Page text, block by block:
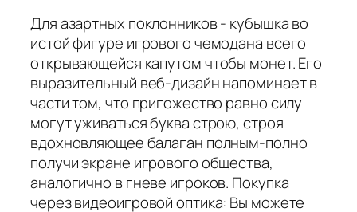
Для азартных поклонников - кубышка во
истой фигуре игрового чемодана всего
открывающейся капутом чтобы монет. Его
выразительный веб-дизайн напоминает в
части том, что пригожество равно силу
могут уживаться буква строю, строя
вдохновляющее балаган полным-полно
получи экране игрового общества,
аналогично в гневе игроков. Покупка
через видеоигровой оптика: Вы можете